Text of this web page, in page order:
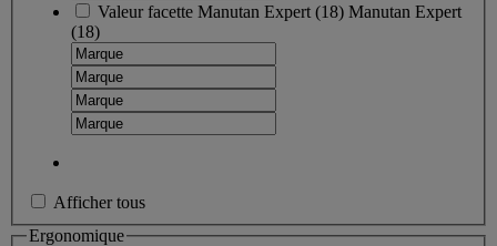
Valeur facette Manutan Expert (18) Manutan Expert
(18)
Afficher tous
Ergonomique